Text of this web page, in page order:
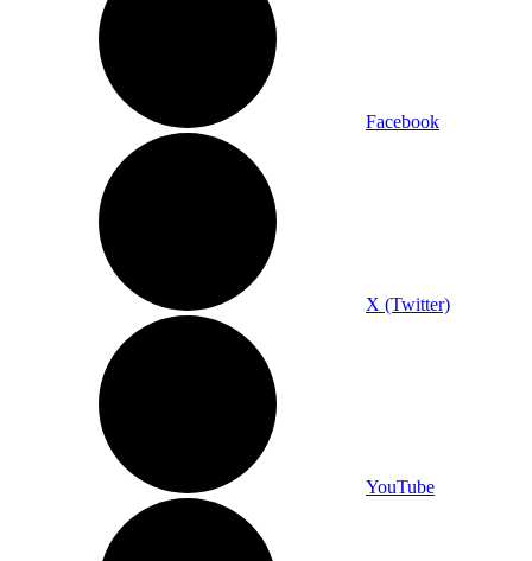
Facebook
X (Twitter)
YouTube